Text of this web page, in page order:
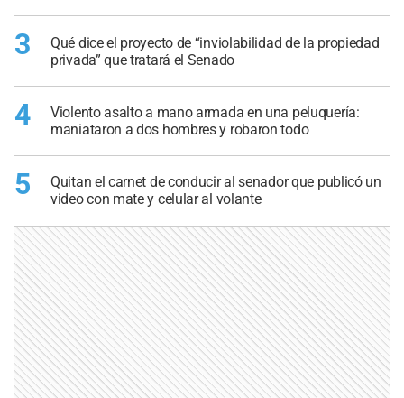
3
Qué dice el proyecto de “inviolabilidad de la propiedad
privada” que tratará el Senado
4
Violento asalto a mano armada en una peluquería:
maniataron a dos hombres y robaron todo
5
Quitan el carnet de conducir al senador que publicó un
video con mate y celular al volante